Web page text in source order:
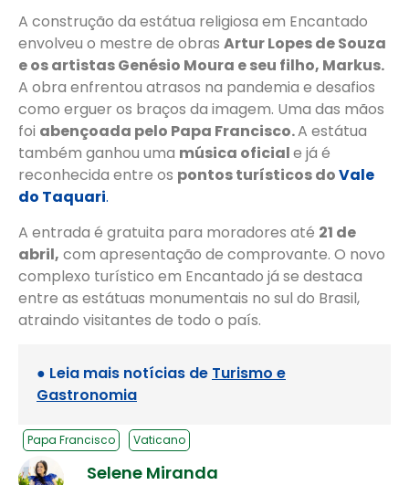
A construção da estátua religiosa em Encantado
envolveu o mestre de obras Artur Lopes de Souza
e os artistas Genésio Moura e seu filho, Markus.
A obra enfrentou atrasos na pandemia e desafios
como erguer os braços da imagem. Uma das mãos
foi abençoada pelo Papa Francisco.A estátua
também ganhou uma música oficiale já é
reconhecida entre os pontos turísticos doVale
do Taquari.
A entrada é gratuita para moradores até 21 de
abril, com apresentação de comprovante. O novo
complexo turístico em Encantado já se destaca
entre as estátuas monumentais no sul do Brasil,
atraindo visitantes de todo o país.
● Leia mais notícias de Turismo e
Gastronomia
Papa Francisco Vaticano
Selene Miranda